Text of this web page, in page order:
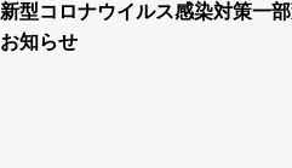
新型コロナウイルス感染対策一
お知らせ